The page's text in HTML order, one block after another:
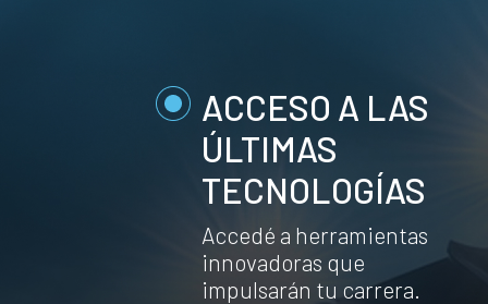
ACCESO A LAS
ÚLTIMAS
TECNOLOGÍAS
Accedé a herramientas
innovadoras que
impulsarán tu carrera.